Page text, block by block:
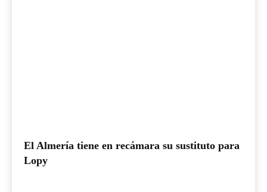
El Almería tiene en recámara su sustituto para
Lopy